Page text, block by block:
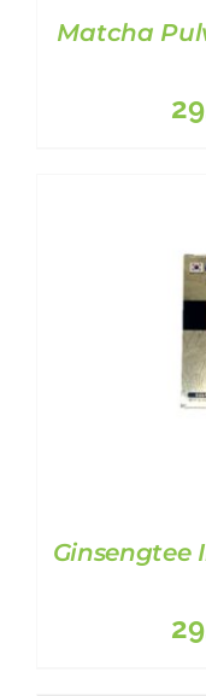
Matcha
Ginsengtee